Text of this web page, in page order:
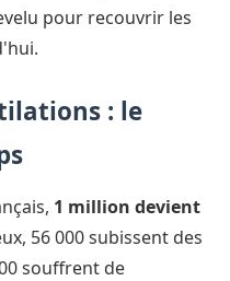
pour recouvrir les
: le
1 million devient
56 000 subissent des
souffrent de